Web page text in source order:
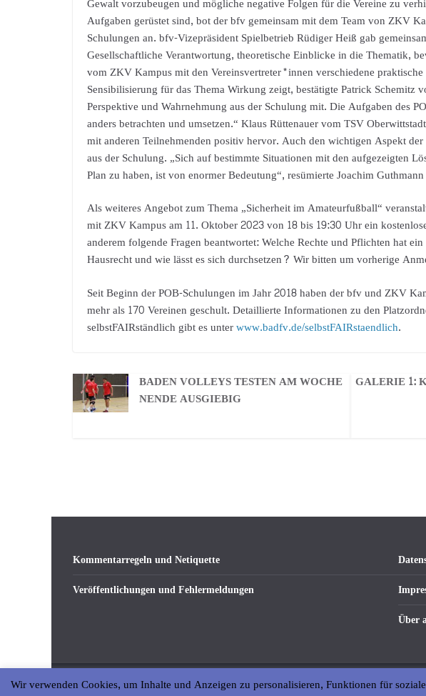
Aufgaben gerüstet sind, bot der bfv gemeinsam mit dem Team von ZKV
Schulungen an. bfv-Vizepräsident Spielbetrieb Rüdiger Heiß gab
Gesellschaftliche Verantwortung, theoretische Einblicke in die Thematik,
vom ZKV Kampus mit den Vereinsvertreter*innen verschiedene
Sensibilisierung für das Thema Wirkung zeigt, bestätigte Patrick Schemitz
Perspektive und Wahrnehmung aus der Schulung mit. Die Aufgaben des
anders betrachten und umsetzen.“ Klaus Rüttenauer vom TSV
mit anderen Teilnehmenden positiv hervor. Auch den wichtigen Aspekt
aus der Schulung. „Sich auf bestimmte Situationen mit den aufgezeigten
Plan zu haben, ist von enormer Bedeutung“, resümierte Joachim
Als weiteres Angebot zum Thema „Sicherheit im Amateurfußball“
mit ZKV Kampus am 11. Oktober 2023 von 18 bis 19:30 Uhr ein
anderem folgende Fragen beantwortet: Welche Rechte und Pflichten hat
Hausrecht und wie lässt es sich durchsetzen? Wir bitten um vorherige
Seit Beginn der POB-Schulungen im Jahr 2018 haben der bfv und ZKV
mehr als 170 Vereinen geschult. Detaillierte Informationen zu den
selbstFAIRständlich gibt es unterwww.badfv.de/selbstFAIRstaendlich.
BADEN VOLLEYS TESTEN AM WOCHE
NENDE AUSGIEBIG
GALERIE 1:
Kommentarregeln und Netiquette
Veröffentlichungen und Fehlermeldungen
Über
Copyright © 2026abseits-ka . All rights reserved.
Wir verwenden Cookies, um Inhalte und Anzeigen zu personalisieren, Funktionen für